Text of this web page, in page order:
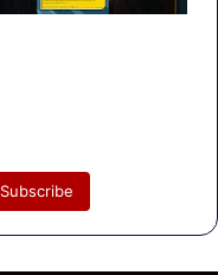
Subscribe